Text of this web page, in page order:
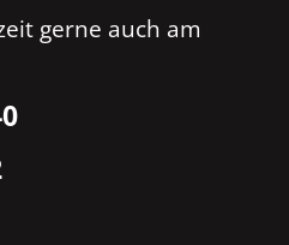
gerne auch am